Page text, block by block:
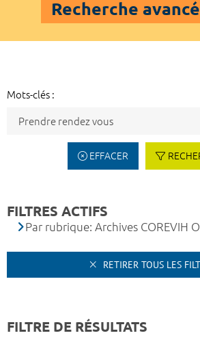
Recherche
Mots-clés :
EFFACER
FILTRES ACTIFS
Par rubrique: Archives COREVIH
RETIRER TOUS LES
FILTRE DE RÉSULTATS